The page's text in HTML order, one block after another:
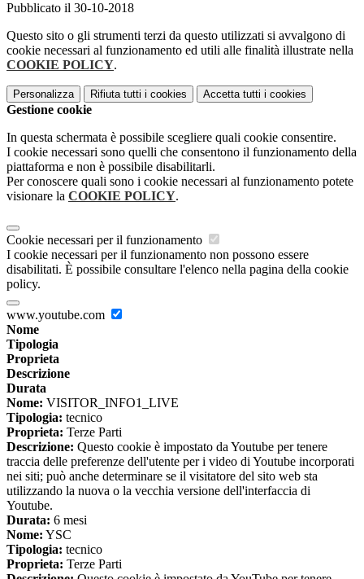
Pubblicato il 30-10-2018
Questo sito o gli strumenti terzi da questo utilizzati si avvalgono di
cookie necessari al funzionamento ed utili alle finalità illustrate nella
COOKIE POLICY.
Personalizza Rifiuta tutti i cookies Accetta tutti i cookies
Gestione cookie
In questa schermata è possibile scegliere quali cookie consentire.
I cookie necessari sono quelli che consentono il funzionamento della
piattaforma e non è possibile disabilitarli.
Per conoscere quali sono i cookie necessari al funzionamento potete
visionare la COOKIE POLICY.
Cookie necessari per il funzionamento
I cookie necessari per il funzionamento non possono essere
disabilitati. È possibile consultare l'elenco nella pagina della cookie
policy.
www.youtube.com
Nome
Tipologia
Proprieta
Descrizione
Durata
Nome: VISITOR_INFO1_LIVE
Tipologia: tecnico
Proprieta: Terze Parti
Descrizione: Questo cookie è impostato da Youtube per tenere
traccia delle preferenze dell'utente per i video di Youtube incorporati
nei siti; può anche determinare se il visitatore del sito web sta
utilizzando la nuova o la vecchia versione dell'interfaccia di
Youtube.
Durata: 6 mesi
Nome: YSC
Tipologia: tecnico
Proprieta: Terze Parti